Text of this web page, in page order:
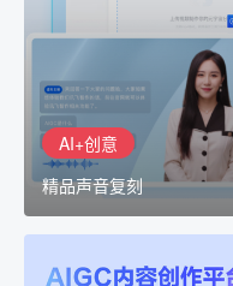
AI+创意
精品声音复刻
AI+创意：AIGC 能力集中
展示窗口，体验 AIGC 给
生活和生产带来的改变